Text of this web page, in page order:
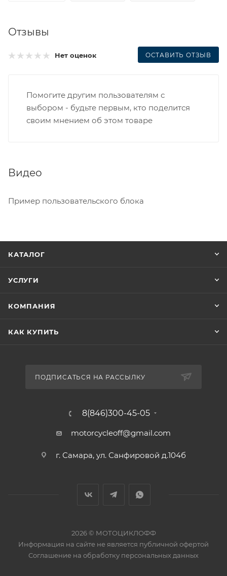
Отзывы
Нет оценок ОСТАВИТЬ ОТЗЫВ
Помогите другим пользователям с
выбором - будьте первым, кто поделится
своим мнением об этом товаре
Видео
Пример пользовательского блока
КАТАЛОГ
УСЛУГИ
КОМПАНИЯ
КАК КУПИТЬ
ПОДПИСАТЬСЯ НА РАССЫЛКУ
8(846)300-45-05
motorcycleoff@gmail.com
г. Самара, ул. Санфировой д.104б
2026 © МОТОЦИКЛОФФ
Информация на сайте не является публичной офертой
Соглашение на обработку персональных данных